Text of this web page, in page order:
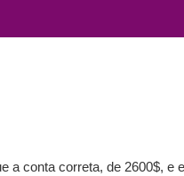
conta correta, de 2600$,